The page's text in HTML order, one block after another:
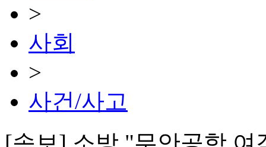
>
사회
>
사건/사고